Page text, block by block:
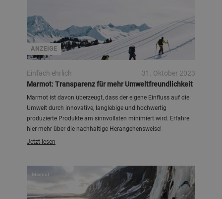
ANZEIGE
Einfach ehrlich
31. Oktober 2023
Marmot: Transparenz für mehr Umweltfreundlichkeit
Marmot ist davon überzeugt, dass der eigene Einfluss auf die
Umwelt durch innovative, langlebige und hochwertig
produzierte Produkte am sinnvollsten minimiert wird. Erfahre
hier mehr über die nachhaltige Herangehensweise!
Jetzt lesen
Marmot